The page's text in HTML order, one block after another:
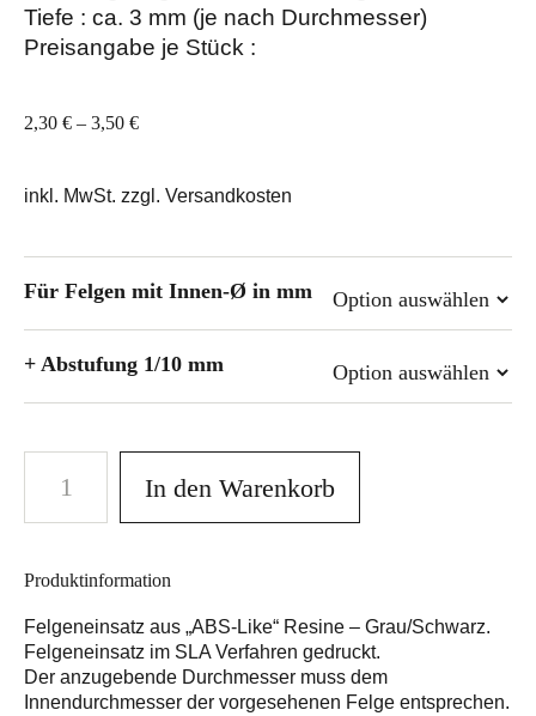
Tiefe : ca. 3 mm (je nach Durchmesser)
Preisangabe je Stück :
2,30 € – 3,50 €
inkl. MwSt. zzgl. Versandkosten
Für Felgen mit Innen-Ø in mm
+ Abstufung 1/10 mm
In den Warenkorb
Produktinformation
Felgeneinsatz aus „ABS-Like“ Resine – Grau/Schwarz.
Felgeneinsatz im SLA Verfahren gedruckt.
Der anzugebende Durchmesser muss dem
Innendurchmesser der vorgesehenen Felge entsprechen.